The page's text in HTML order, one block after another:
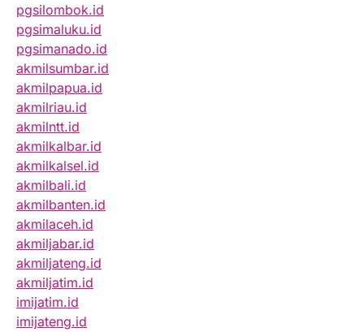
pgsilombok.id
pgsimaluku.id
pgsimanado.id
akmilsumbar.id
akmilpapua.id
akmilriau.id
akmilntt.id
akmilkalbar.id
akmilkalsel.id
akmilbali.id
akmilbanten.id
akmilaceh.id
akmiljabar.id
akmiljateng.id
akmiljatim.id
imijatim.id
imijateng.id